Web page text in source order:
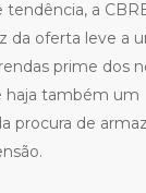
tendência, a
da oferta leve a
prime dos
haja também um
procura de